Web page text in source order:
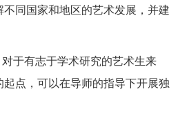
同国家和地区的艺术发展，并建
于有志于学术研究的艺术生来
点，可以在导师的指导下开展独